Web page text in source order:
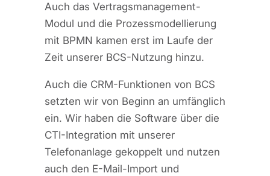
Auch das Vertragsmanagement-
Modul und die Prozessmodellierung
mit BPMN kamen erst im Laufe der
Zeit unserer BCS-Nutzung hinzu.
Auch die CRM-Funktionen von BCS
setzten wir von Beginn an umfänglich
ein. Wir haben die Software über die
CTI-Integration mit unserer
Telefonanlage gekoppelt und nutzen
auch den E-Mail-Import und